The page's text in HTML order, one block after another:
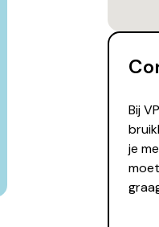
Bij
je